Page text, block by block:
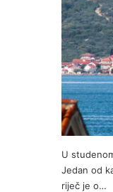
U
Jedan od
riječ je o…